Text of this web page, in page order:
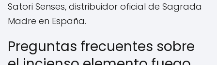
Satori Senses, distribuidor oficial de Sagrada
Madre en España.
Preguntas frecuentes sobre